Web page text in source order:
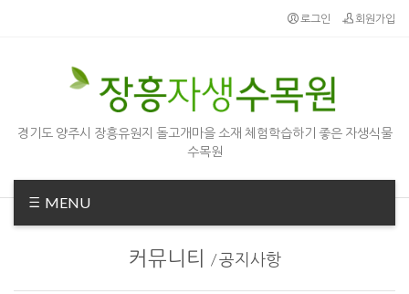
로그인 회원가입
경기도 양주시 장흥유원지 돌고개마을 소재 체험학습하기 좋은 자생식물
수목원
MENU
커뮤니티 /공지사항